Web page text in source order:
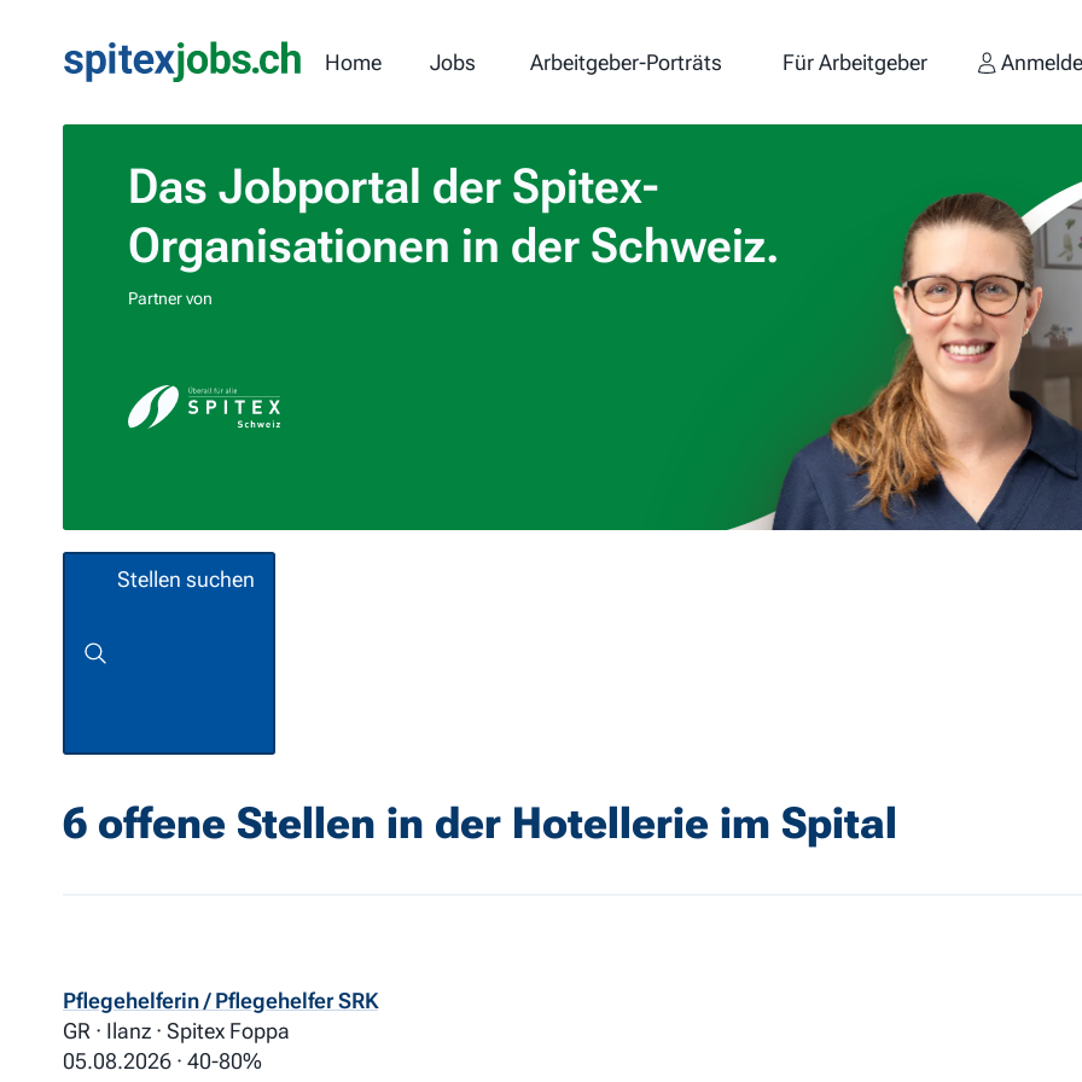
Home Jobs Arbeitgeber-Porträts Für Arbeitgeber
Das Jobportal der Spitex-
Organisationen in der Schweiz.
Partner von
Stellen suchen
6 offene Stellen in der Hotellerie im Spital
Pflegehelferin / Pflegehelfer SRK
GR · Ilanz · Spitex Foppa
05.08.2026
40-80%